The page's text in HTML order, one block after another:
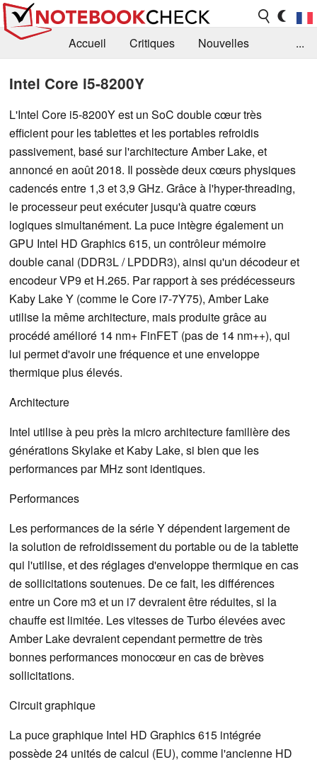
Accueil Critiques
Nouvelles
...
Intel Core i5-8200Y
L'Intel Core i5-8200Y est un SoC double cœur très
efficient pour les tablettes et les portables refroidis
passivement, basé sur l'architecture Amber Lake, et
annoncé en août 2018. Il possède deux cœurs physiques
cadencés entre 1,3 et 3,9 GHz. Grâce à l'hyper-threading,
le processeur peut exécuter jusqu'à quatre cœurs
logiques simultanément. La puce intègre également un
GPU Intel HD Graphics 615, un contrôleur mémoire
double canal (DDR3L / LPDDR3), ainsi qu'un décodeur et
encodeur VP9 et H.265. Par rapport à ses prédécesseurs
Kaby Lake Y (comme le Core i7-7Y75), Amber Lake
utilise la même architecture, mais produite grâce au
procédé amélioré 14 nm+ FinFET (pas de 14 nm++), qui
lui permet d'avoir une fréquence et une enveloppe
thermique plus élevés.
Architecture
Intel utilise à peu près la micro architecture familière des
générations Skylake et Kaby Lake, si bien que les
performances par MHz sont identiques.
Performances
Les performances de la série Y dépendent largement de
la solution de refroidissement du portable ou de la tablette
qui l'utilise, et des réglages d'enveloppe thermique en cas
de sollicitations soutenues. De ce fait, les différences
entre un Core m3 et un i7 devraient être réduites, si la
chauffe est limitée. Les vitesses de Turbo élevées avec
Amber Lake devraient cependant permettre de très
bonnes performances monocœur en cas de brèves
sollicitations.
Circuit graphique
La puce graphique Intel HD Graphics 615 intégrée
possède 24 unités de calcul (EU), comme l'ancienne HD